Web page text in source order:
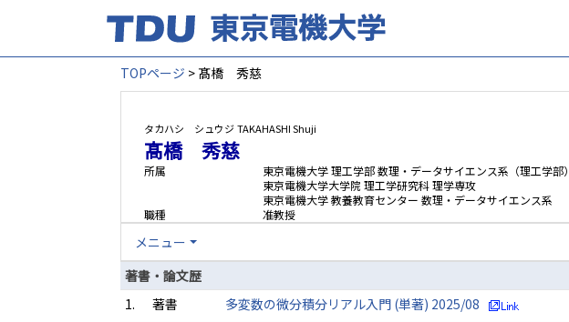
TOPページ > 髙橋 秀慈
タカハシ シュウジTAKAHASHI Shuji
髙橋 秀慈
所属
東京電機大学 理工学部 数理・データサイエンス系（理工学部）
東京電機大学大学院 理工学研究科 理学専攻
東京電機大学 教養教育センター 数理・データサイエンス系
職種
准教授
メニュー
著書・論文歴
1.
著書
多変数の微分積分リアル入門 (単著) 2025/08